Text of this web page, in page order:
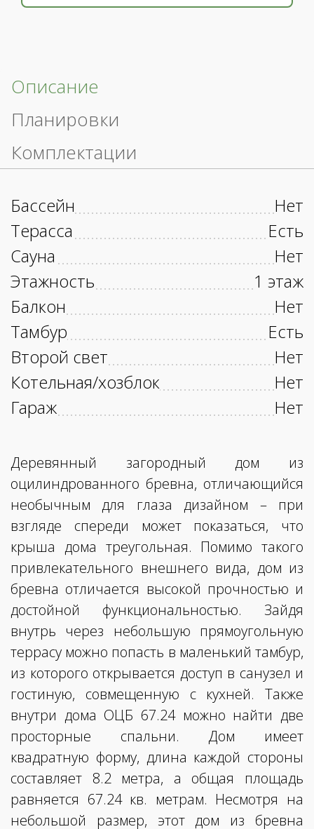
Описание
Планировки
Комплектации
Бассейн
Нет
Терасса
Есть
Сауна
Нет
Этажность
1 этаж
Балкон
Нет
Тамбур
Есть
Второй свет
Нет
Котельная/хозблок
Нет
Гараж
Нет
Деревянный загородный дом из
оцилиндрованного бревна, отличающийся
необычным для глаза дизайном – при
взгляде спереди может показаться, что
крыша дома треугольная. Помимо такого
привлекательного внешнего вида, дом из
бревна отличается высокой прочностью и
достойной функциональностью. Зайдя
внутрь через небольшую прямоугольную
террасу можно попасть в маленький тамбур,
из которого открывается доступ в санузел и
гостиную, совмещенную с кухней. Также
внутри дома ОЦБ 67.24 можно найти две
просторные спальни. Дом имеет
квадратную форму, длина каждой стороны
составляет 8.2 метра, а общая площадь
равняется 67.24 кв. метрам. Несмотря на
небольшой размер, этот дом из бревна